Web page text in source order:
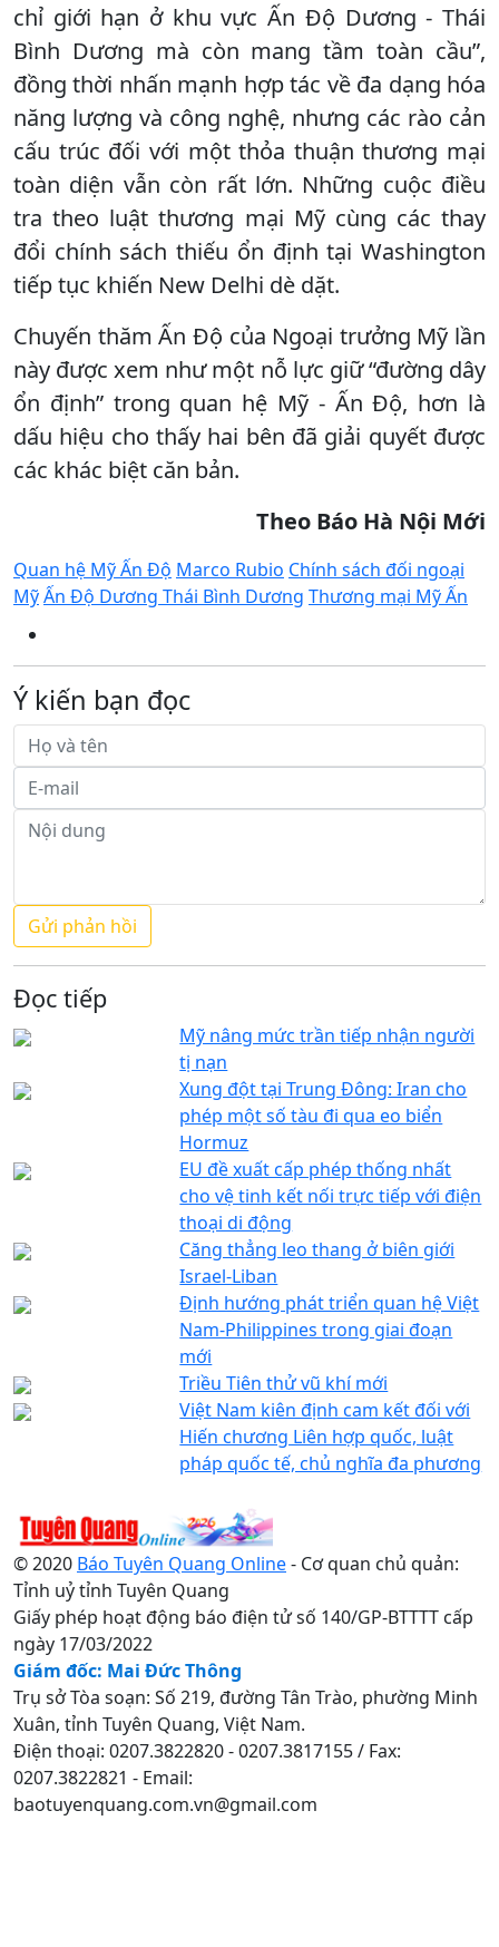
chỉ giới hạn ở khu vực Ấn Độ Dương - Thái
Bình Dương mà còn mang tầm toàn cầu”,
đồng thời nhấn mạnh hợp tác về đa dạng hóa
năng lượng và công nghệ, nhưng các rào cản
cấu trúc đối với một thỏa thuận thương mại
toàn diện vẫn còn rất lớn. Những cuộc điều
tra theo luật thương mại Mỹ cùng các thay
đổi chính sách thiếu ổn định tại Washington
tiếp tục khiến New Delhi dè dặt.
Chuyến thăm Ấn Độ của Ngoại trưởng Mỹ lần
này được xem như một nỗ lực giữ “đường dây
ổn định” trong quan hệ Mỹ - Ấn Độ, hơn là
dấu hiệu cho thấy hai bên đã giải quyết được
các khác biệt căn bản.
Theo Báo Hà Nội Mới
Quan hệ Mỹ Ấn Độ Marco Rubio Chính sách đối ngoại
MỹẤn Độ Dương Thái Bình Dương Thương mại Mỹ Ấn
Ý kiến bạn đọc
Đọc tiếp
Mỹ nâng mức trần tiếp nhận người
tị nạn
Xung đột tại Trung Đông: Iran cho
phép một số tàu đi qua eo biển
Hormuz
EU đề xuất cấp phép thống nhất
cho vệ tinh kết nối trực tiếp với điện
thoại di động
Căng thẳng leo thang ở biên giới
Israel-Liban
Định hướng phát triển quan hệ Việt
Nam-Philippines trong giai đoạn
mới
Triều Tiên thử vũ khí mới
Việt Nam kiên định cam kết đối với
Hiến chương Liên hợp quốc, luật
pháp quốc tế, chủ nghĩa đa phương
© 2020 Báo Tuyên Quang Online- Cơ quan chủ quản:
Tỉnh uỷ tỉnh Tuyên Quang
Giấy phép hoạt động báo điện tử số 140/GP-BTTTT cấp
ngày 17/03/2022
Giám đốc: Mai Đức Thông
Trụ sở Tòa soạn: Số 219, đường Tân Trào, phường Minh
Xuân, tỉnh Tuyên Quang, Việt Nam.
Điện thoại: 0207.3822820 - 0207.3817155 / Fax:
0207.3822821 - Email:
baotuyenquang.com.vn@gmail.com